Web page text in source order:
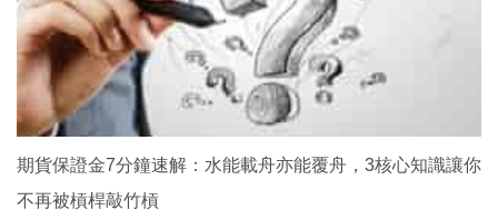
期貨保證金7分鐘速解：水能載舟亦能覆舟，3核心知識讓你
不再被槓桿敲竹槓